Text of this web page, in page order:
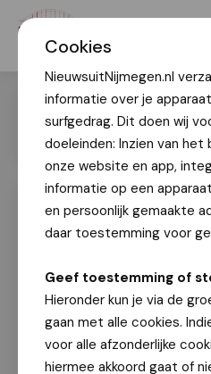
Cookies
NieuwsuitNijmegen.nl
informatie over je
surfgedrag. Dit doen wij
doeleinden: Inzien van
onze website en app,
informatie op een
en persoonlijk gemaakte
daar toestemming voor
Geef toestemming of
Hieronder kun je via de
gaan met alle cookies.
voor alle afzonderlijke
hiermee akkoord gaat of
Nijmegenaar van
geworden...
Gisteravond werd
nieuwjaarsreceptie de